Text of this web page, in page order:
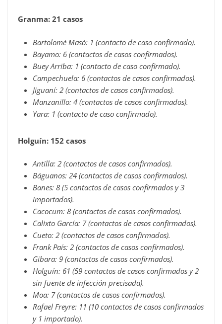
Granma: 21 casos
Bartolomé Masó: 1 (contacto de caso confirmado).
Bayamo: 6 (contactos de casos confirmados).
Buey Arriba: 1 (contacto de caso confirmado).
Campechuela: 6 (contactos de casos confirmados).
Jiguaní: 2 (contactos de casos confirmados).
Manzanillo: 4 (contactos de casos confirmados).
Yara: 1 (contacto de caso confirmado).
Holguín: 152 casos
Antilla: 2 (contactos de casos confirmados).
Báguanos: 24 (contactos de casos confirmados).
Banes: 8 (5 contactos de casos confirmados y 3
importados).
Cacocum: 8 (contactos de casos confirmados).
Calixto García: 7 (contactos de casos confirmados).
Cueto: 2 (contactos de casos confirmados).
Frank País: 2 (contactos de casos confirmados).
Gibara: 9 (contactos de casos confirmados).
Holguín: 61 (59 contactos de casos confirmados y 2
sin fuente de infección precisada).
Moa: 7 (contactos de casos confirmados).
Rafael Freyre: 11 (10 contactos de casos confirmados
y 1 importado).